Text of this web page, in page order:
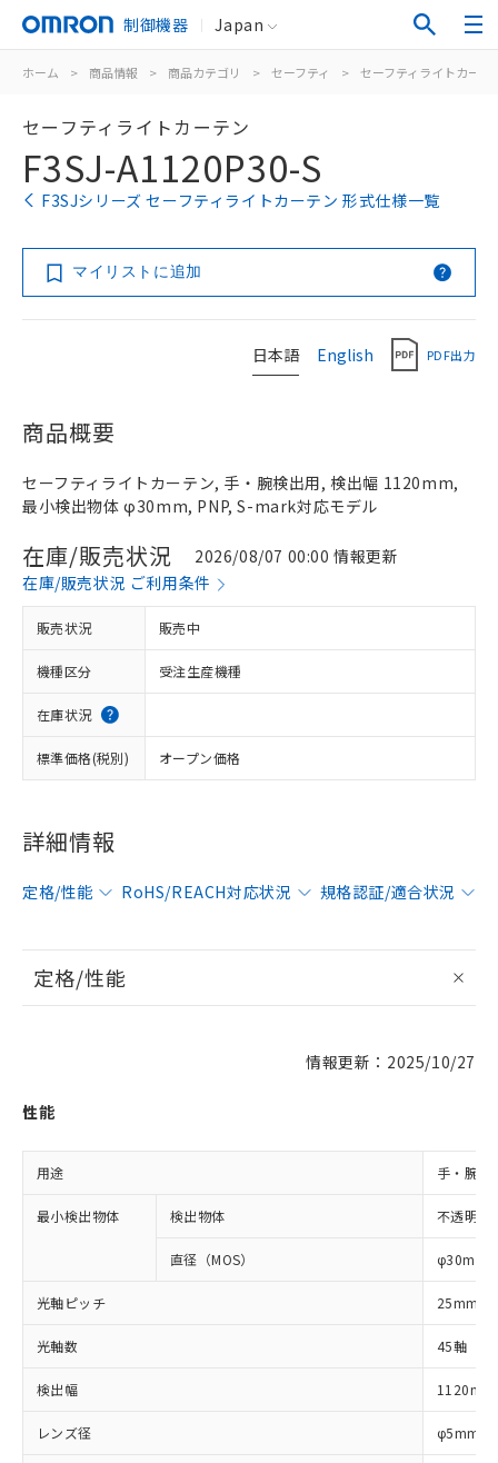
制御機器 Japan
ホーム > 商品情報 > 商品カテゴリ > セーフティ > セーフティライトカー
セーフティライトカーテン
F3SJ-A1120P30-S
F3SJシリーズ セーフティライトカーテン 形式仕様一覧
マイリストに追加
日本語 English PDF出力
商品概要
セーフティライトカーテン, 手・腕検出用, 検出幅 1120mm,
最小検出物体 φ30mm, PNP, S-mark対応モデル
在庫/販売状況
2026/08/07 00:00 情報更新
在庫/販売状況 ご利用条件
販売状況 販売中
機種区分 受注生産機種
在庫状況
標準価格(税別) オープン価格
詳細情報
定格/性能 RoHS/REACH対応状況 規格認証/適合状況
定格/性能
情報更新：2025/10/27
性能
用途 手・腕検
最小検出物体 検出物体 不透明体
直径（MOS） φ30mm
光軸ピッチ 25mm
光軸数 45軸
検出幅 1120mm
レンズ径 φ5mm